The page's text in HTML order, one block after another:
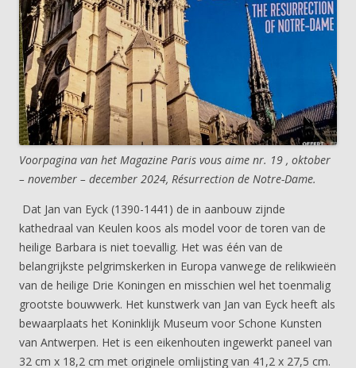
Voorpagina van het Magazine Paris vous aime nr. 19 , oktober
– november – december 2024, Résurrection de Notre-Dame.
Dat Jan van Eyck (1390-1441) de in aanbouw zijnde
kathedraal van Keulen koos als model voor de toren van de
heilige Barbara is niet toevallig. Het was één van de
belangrijkste pelgrimskerken in Europa vanwege de relikwieën
van de heilige Drie Koningen en misschien wel het toenmalig
grootste bouwwerk. Het kunstwerk van Jan van Eyck heeft als
bewaarplaats het Koninklijk Museum voor Schone Kunsten
van Antwerpen. Het is een eikenhouten ingewerkt paneel van
32 cm x 18,2 cm met originele omlijsting van 41,2 x 27,5 cm.